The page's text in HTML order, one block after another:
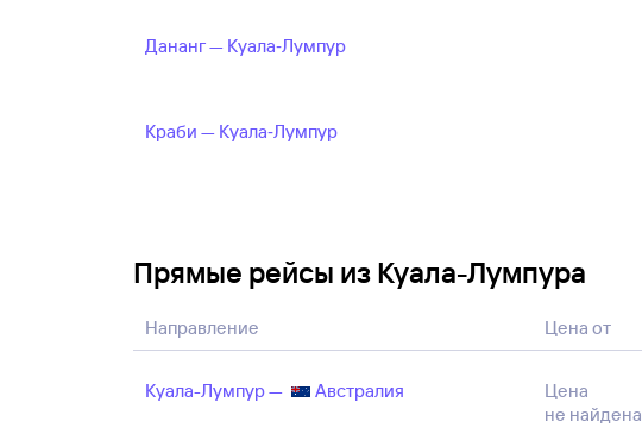
Дананг — Куала‑Лумпур
Краби — Куала‑Лумпур
Прямые рейсы из Куала-Лумпура
Направление Цена от
Куала-Лумпур — Австралия
Цена
не найдена